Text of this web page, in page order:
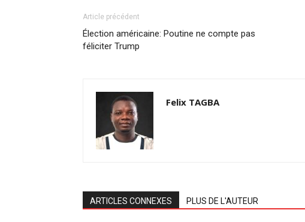
Article précédent
Élection américaine: Poutine ne compte pas
féliciter Trump
Felix TAGBA
ARTICLES CONNEXES PLUS DE L'AUTEUR